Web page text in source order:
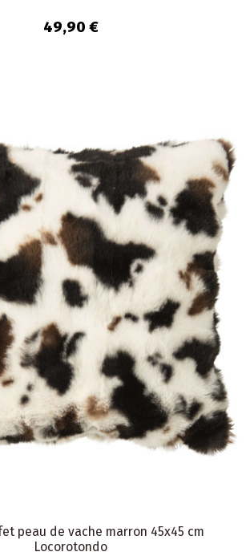
49,90 €
peau de vache marron 45x45 cm
Locorotondo